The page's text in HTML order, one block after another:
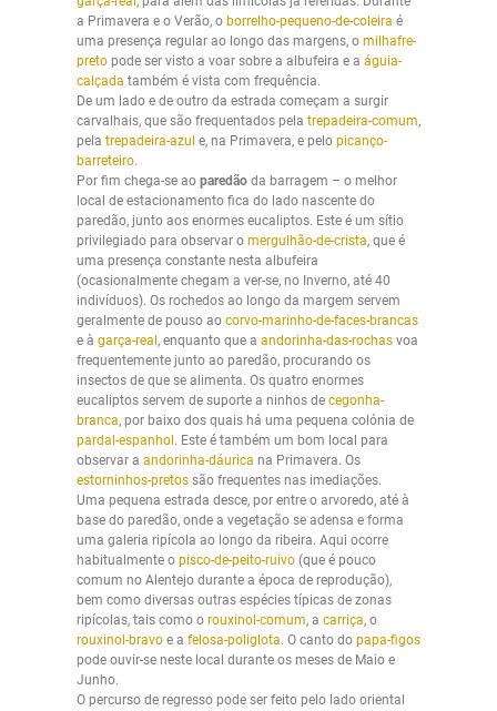
a Primavera e o Verão, o borrelho-pequeno-de-coleira é
uma presença regular ao longo das margens, o milhafre-
preto pode ser visto a voar sobre a albufeira e a águia-
calçada também é vista com frequência.
De um lado e de outro da estrada começam a surgir
carvalhais, que são frequentados pela trepadeira-comum,
pela trepadeira-azul e, na Primavera, e pelo picanço-
barreteiro.
Por fim chega-se ao paredão da barragem – o melhor
local de estacionamento fica do lado nascente do
paredão, junto aos enormes eucaliptos. Este é um sítio
privilegiado para observar o mergulhão-de-crista, que é
uma presença constante nesta albufeira
(ocasionalmente chegam a ver-se, no Inverno, até 40
indivíduos). Os rochedos ao longo da margem servem
geralmente de pouso ao corvo-marinho-de-faces-brancas
e à garça-real , enquanto que a andorinha-das-rochas voa
frequentemente junto ao paredão, procurando os
insectos de que se alimenta. Os quatro enormes
eucaliptos servem de suporte a ninhos de cegonha-
branca, por baixo dos quais há uma pequena colónia de
pardal-espanhol . Este é também um bom local para
observar a andorinha-dáurica na Primavera. Os
estorninhos-pretos são frequentes nas imediações.
Uma pequena estrada desce, por entre o arvoredo, até à
base do paredão, onde a vegetação se adensa e forma
uma galeria ripícola ao longo da ribeira. Aqui ocorre
habitualmente o pisco-de-peito-ruivo (que é pouco
comum no Alentejo durante a época de reprodução),
bem como diversas outras espécies típicas de zonas
ripícolas, tais como o rouxinol-comum, a carriça, o
rouxinol-bravo e a felosa-poliglota. O canto do papa-figos
pode ouvir-se neste local durante os meses de Maio e
Junho.
O percurso de regresso pode ser feito pelo lado oriental